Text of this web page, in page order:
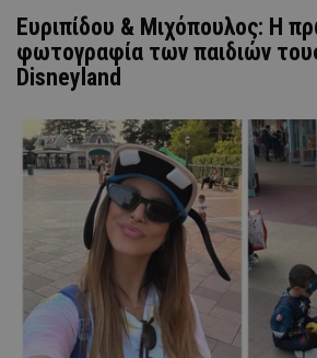
Ευριπίδου & Μιχόπουλος: Η
φωτογραφία των παιδιών
Disneyland